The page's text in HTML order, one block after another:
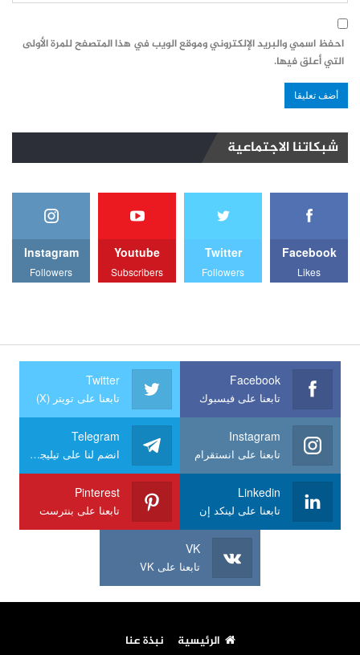
احفظ اسمي والبريد الإلكتروني وموقع الويب في هذا المتصفح للمرة الأولى
التي أعلق فيها.
شبكاتنا الاجتماعية
Facebook
Likes
Twitter
Followers
Youtube
Subscribers
Instagram
Followers
Facebook
تابعنا على فيسبوك
Twitter
تابعنا على تويتر (X)
Instagram
تابعنا على انستقرام
Telegram
انضم لنا على تيليجرام
Linkedin
تابعنا على لينكد إن
Pinterest
تابعنا على بنترست
VK
تابعنا على VK
الرئيسية نبذة عنا